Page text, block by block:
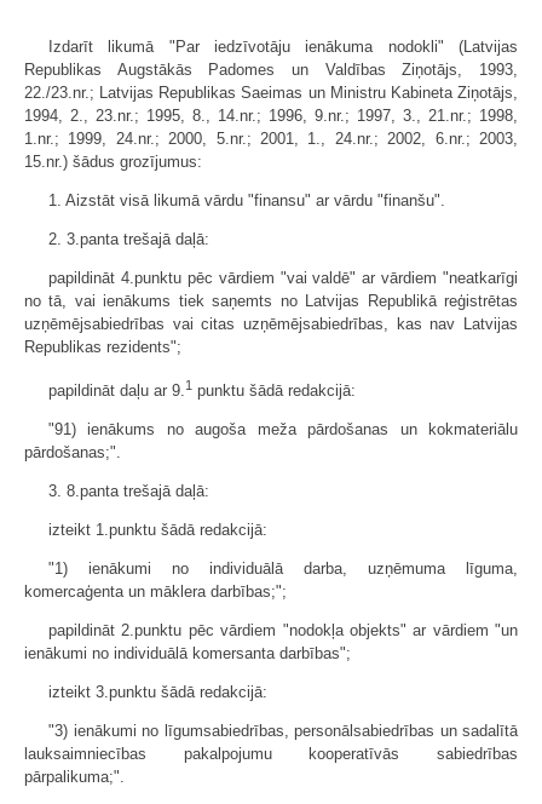
Izdarīt likumā "Par iedzīvotāju ienākuma nodokli" (Latvijas
Republikas Augstākās Padomes un Valdības Ziņotājs, 1993,
22./23.nr.; Latvijas Republikas Saeimas un Ministru Kabineta Ziņotājs,
1994, 2., 23.nr.; 1995, 8., 14.nr.; 1996, 9.nr.; 1997, 3., 21.nr.; 1998,
1.nr.; 1999, 24.nr.; 2000, 5.nr.; 2001, 1., 24.nr.; 2002, 6.nr.; 2003,
15.nr.) šādus grozījumus:
1. Aizstāt visā likumā vārdu "finansu" ar vārdu "finanšu".
2. 3.panta trešajā daļā:
papildināt 4.punktu pēc vārdiem "vai valdē" ar vārdiem "neatkarīgi
no tā, vai ienākums tiek saņemts no Latvijas Republikā reģistrētas
uzņēmējsabiedrības vai citas uzņēmējsabiedrības, kas nav Latvijas
Republikas rezidents";
papildināt daļu ar 9.1 punktu šādā redakcijā:
"91) ienākums no augoša meža pārdošanas un kokmateriālu
pārdošanas;".
3. 8.panta trešajā daļā:
izteikt 1.punktu šādā redakcijā:
"1) ienākumi no individuālā darba, uzņēmuma līguma,
komercaģenta un māklera darbības;";
papildināt 2.punktu pēc vārdiem "nodokļa objekts" ar vārdiem "un
ienākumi no individuālā komersanta darbības";
izteikt 3.punktu šādā redakcijā:
"3) ienākumi no līgumsabiedrības, personālsabiedrības un sadalītā
lauksaimniecības pakalpojumu kooperatīvās sabiedrības
pārpalikuma;".